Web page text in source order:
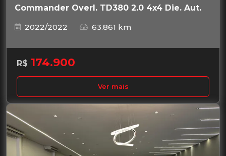
Commander Overl. TD380 2.0 4x4 Die. Aut.
2022/2022
63.861 km
R$ 174.900
Ver mais